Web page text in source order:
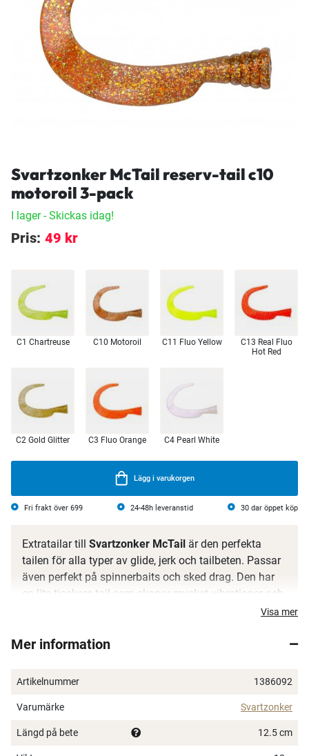
Svartzonker McTail reserv-tail c10
motoroil 3-pack
I lager- Skickas idag!
Pris: 49 kr
C1 Chartreuse C10 Motoroil C11 Fluo Yellow
C13 Real Fluo
Hot Red
C2 Gold Glitter C3 Fluo Orange C4 Pearl White
Lägg i varukorgen
Fri frakt över 699 24-48h leveranstid 30 dar öppet köp
Extratailar till Svartzonker McTail är den perfekta
tailen för alla typer av glide, jerk och tailbeten. Passar
även perfekt på spinnerbaits och sked drag. Den har
en lite tjockare tail som skapar mycket vibrationer och
kan fiskas i alla hastigheter. Den är lätt att montera
tailen med en droppe superlim så den inte flyttar sig
fiskar för gäddan älskar att hugga på dem.
Säljs i 3-pack och många färger för alla typer av
Visa mer
Mer information
Artikelnummer 1386092
Varumärke Svartzonker
Längd på bete 12.5 cm